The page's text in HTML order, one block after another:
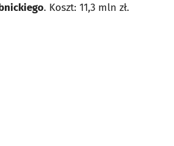
. Koszt: 11,3 mln zł.